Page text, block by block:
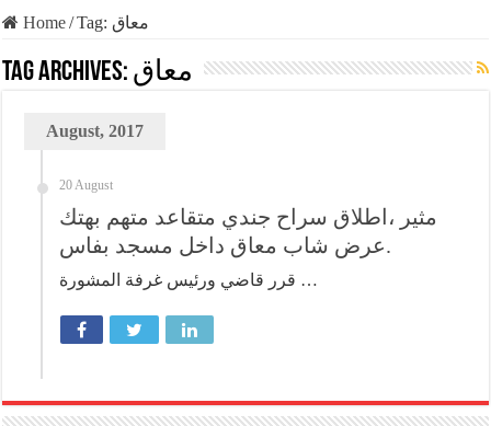
Home/Tag: معاق
Tag Archives: معاق
August, 2017
20 August
مثير ،اطلاق سراح جندي متقاعد متهم بهتك
عرض شاب معاق داخل مسجد بفاس.
قرر قاضي ورئيس غرفة المشورة …